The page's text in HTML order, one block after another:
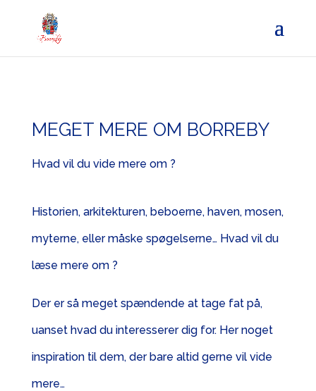
MEGET MERE OM BORREBY
Hvad vil du vide mere om ?
Historien, arkitekturen, beboerne, haven, mosen,
myterne, eller måske spøgelserne… Hvad vil du
læse mere om ?
Der er så meget spændende at tage fat på,
uanset hvad du interesserer dig for. Her noget
inspiration til dem, der bare altid gerne vil vide
mere…